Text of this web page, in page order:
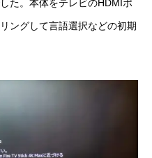
た。本体をテレビのHDMIポ
ングして言語選択などの初期